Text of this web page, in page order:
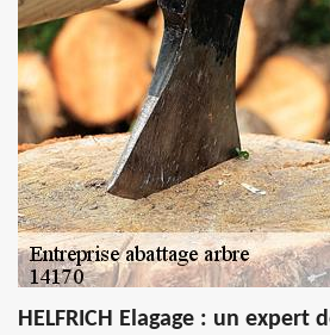
HELFRICH Elagage : un expert